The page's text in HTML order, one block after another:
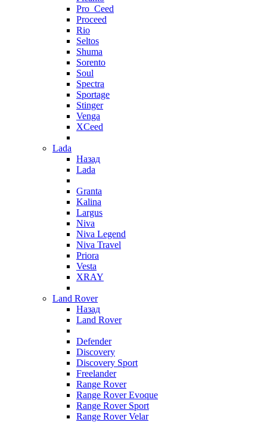
Pro_Ceed
Proceed
Rio
Seltos
Shuma
Sorento
Soul
Spectra
Sportage
Stinger
Venga
XCeed
Lada
Назад
Lada
Granta
Kalina
Largus
Niva
Niva Legend
Niva Travel
Priora
Vesta
XRAY
Land Rover
Назад
Land Rover
Defender
Discovery
Discovery Sport
Freelander
Range Rover
Range Rover Evoque
Range Rover Sport
Range Rover Velar